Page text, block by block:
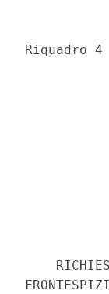
Riquadro